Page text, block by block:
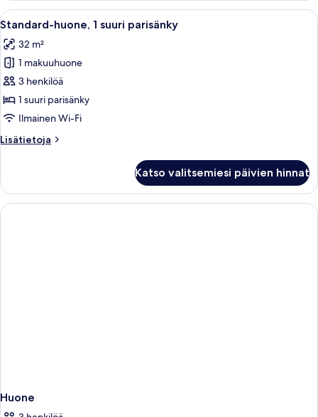
suuri
parisänky
Avaa
kaikki
huonetyypin
Standard-
huone,
1
suuri
kuvat
Hotellihuone, jossa on suuri sänky,
10
Standard-huone, 1 suuri parisänky
32 m²
1 makuuhuone
3 henkilöä
1 suuri parisänky
Ilmainen Wi-Fi
Lisätietoja
Lisätietoja
1
suuri
parisänky
Katso valitsemiesi päivien hinnat
Huone